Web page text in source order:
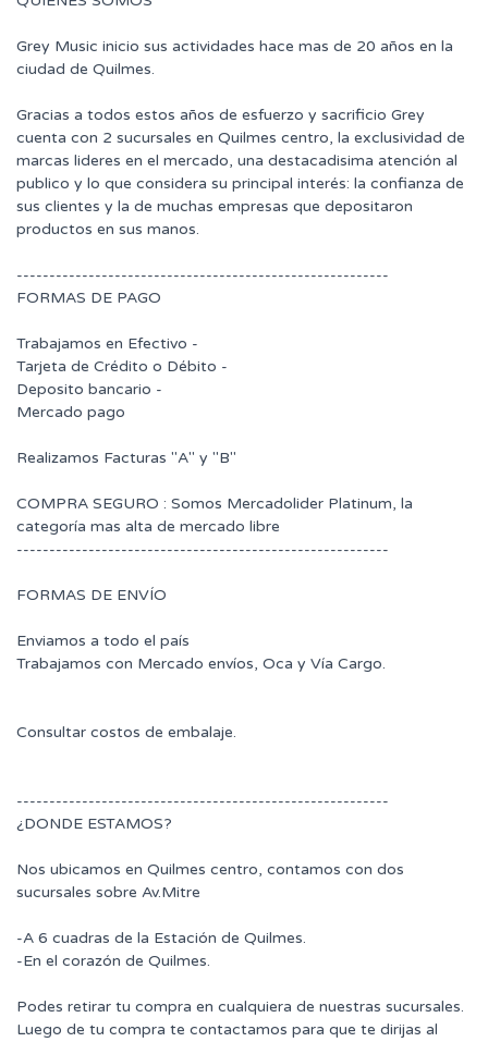
Grey Music inicio sus actividades hace mas de 20 años en la
ciudad de Quilmes.
Gracias a todos estos años de esfuerzo y sacrificio Grey
cuenta con 2 sucursales en Quilmes centro, la exclusividad de
marcas lideres en el mercado, una destacadisima atención al
publico y lo que considera su principal interés: la confianza de
sus clientes y la de muchas empresas que depositaron
productos en sus manos.
---------------------------------------------------------
FORMAS DE PAGO
Trabajamos en Efectivo -
Tarjeta de Crédito o Débito -
Deposito bancario -
Mercado pago
Realizamos Facturas "A" y "B"
COMPRA SEGURO : Somos Mercadolider Platinum, la
categoría mas alta de mercado libre
---------------------------------------------------------
FORMAS DE ENVÍO
Enviamos a todo el país
Trabajamos con Mercado envíos, Oca y Vía Cargo.
Consultar costos de embalaje.
---------------------------------------------------------
¿DONDE ESTAMOS?
Nos ubicamos en Quilmes centro, contamos con dos
sucursales sobre Av.Mitre
-A 6 cuadras de la Estación de Quilmes.
-En el corazón de Quilmes.
Podes retirar tu compra en cualquiera de nuestras sucursales.
Luego de tu compra te contactamos para que te dirijas al